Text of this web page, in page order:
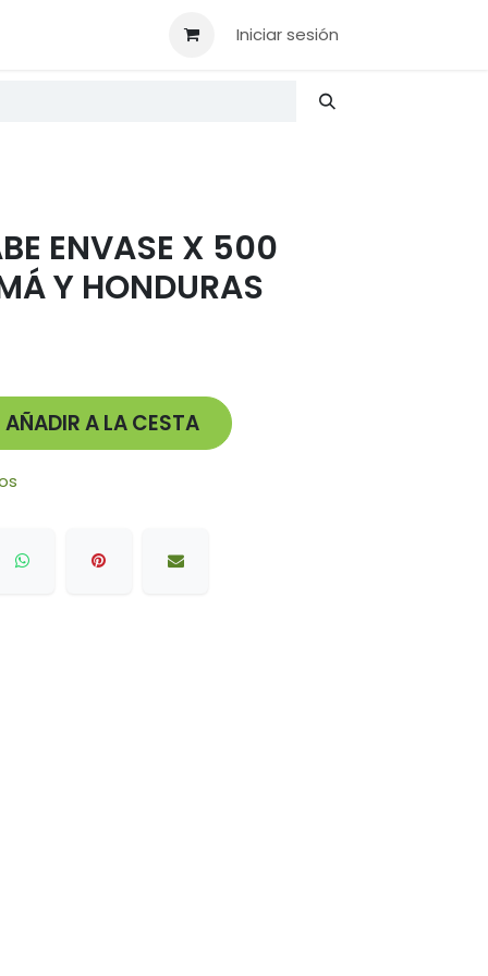
Iniciar sesión
ENVASE X 500
Y HONDURAS
AÑADIR A LA CESTA